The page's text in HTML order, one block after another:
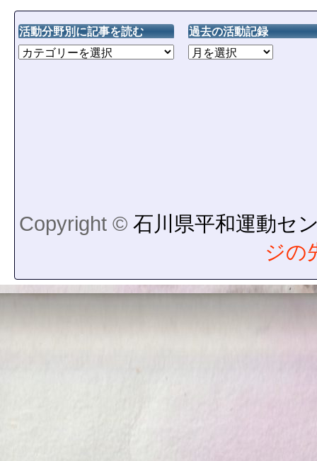
活動分野別に記事を読む 過去の活動記録
Copyright © 石川県平和運動セ
ジの